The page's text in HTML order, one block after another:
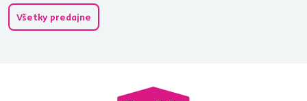
Všetky predajne